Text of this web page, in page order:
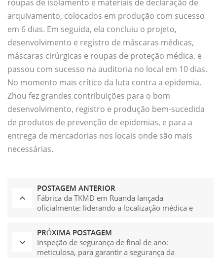
roupas de isolamento e materiais de declaração de
arquivamento, colocados em produção com sucesso
em 6 dias. Em seguida, ela concluiu o projeto,
desenvolvimento e registro de máscaras médicas,
máscaras cirúrgicas e roupas de proteção médica, e
passou com sucesso na auditoria no local em 10 dias.
No momento mais crítico da luta contra a epidemia,
Zhou fez grandes contribuições para o bom
desenvolvimento, registro e produção bem-sucedida
de produtos de prevenção de epidemias, e para a
entrega de mercadorias nos locais onde são mais
necessárias.
POSTAGEM ANTERIOR
Fábrica da TKMD em Ruanda lançada
oficialmente: liderando a localização médica e
desenvolvimento sustentável na África
PRÓXIMA POSTAGEM
Inspeção de segurança de final de ano:
meticulosa, para garantir a segurança da